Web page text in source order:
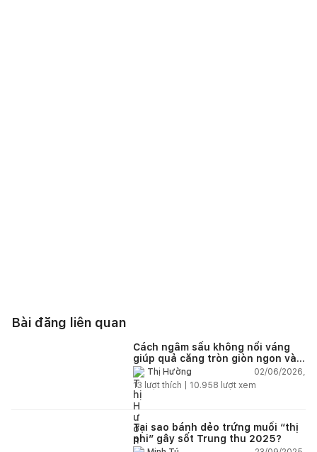
Bài đăng liên quan
Cách ngâm sấu không nổi váng
giúp quả căng tròn giòn ngon và
bảo quản được lâu
Thị Hường
02/06/2026,
13 lượt thích | 10.958 lượt xem
Tại sao bánh dẻo trứng muối “thị
phi” gây sốt Trung thu 2025?